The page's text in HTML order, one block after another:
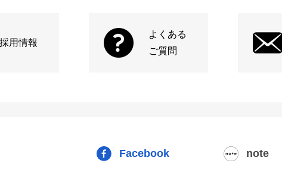
採用情報
よくある
ご質問
Facebook note